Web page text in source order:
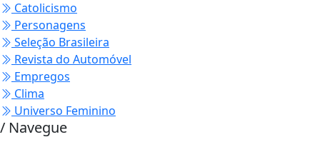
Catolicismo
Personagens
Seleção Brasileira
Revista do Automóvel
Empregos
Clima
Universo Feminino
/ Navegue